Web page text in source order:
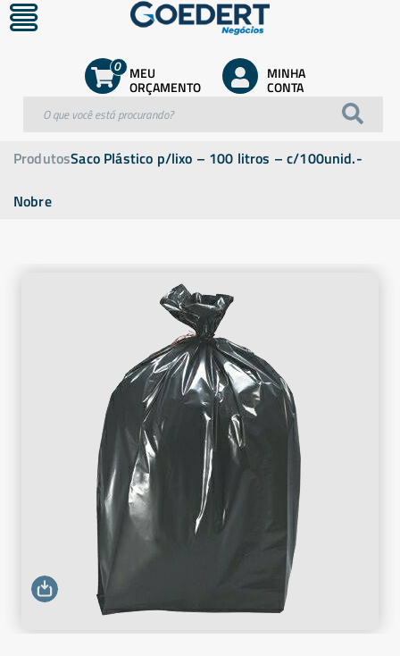
MEU
ORÇAMENTO
0 MINHA
CONTA
ProdutosSaco Plástico p/lixo – 100 litros – c/100unid.-
Nobre